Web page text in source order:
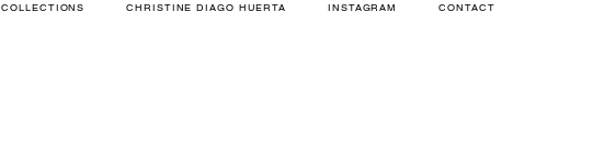
COLLECTIONS CHRISTINE DIAGO HUERTA INSTAGRAM CONTACT